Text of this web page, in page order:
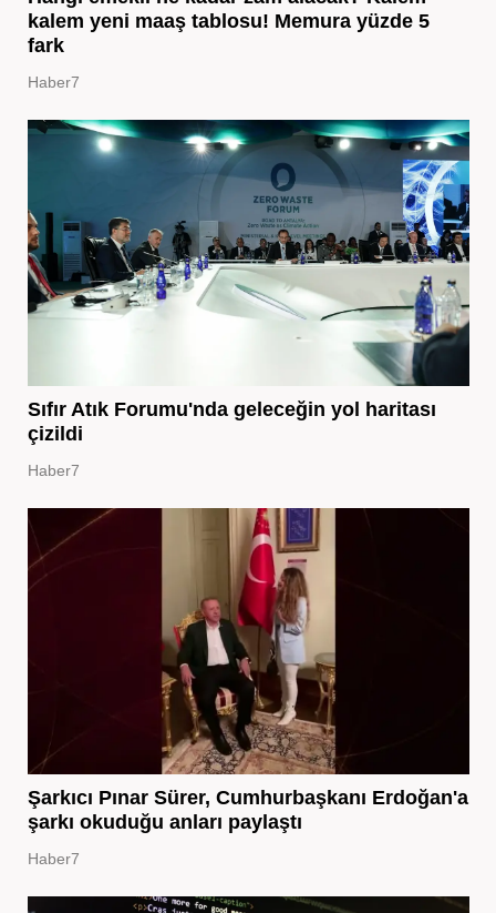
kalem yeni maaş tablosu! Memura yüzde 5
fark
Haber7
Sıfır Atık Forumu'nda geleceğin yol haritası
çizildi
Haber7
Şarkıcı Pınar Sürer, Cumhurbaşkanı Erdoğan'a
şarkı okuduğu anları paylaştı
Haber7